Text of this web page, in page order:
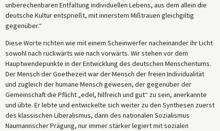
unberechenbaren Entfaltung individuellen Lebens, aus dem allein die
deutsche Kultur entsprießt, mit innerstem Mißtrauen gleichgiltig
gegenüber.“
Diese Worte richten wie mit einem Scheinwerfer nacheinander ihr Licht
sowohl nach rückwärts wie nach vorwärts. Wir stehen vor dem
Hauptwendepunkte in der Entwicklung des deutschen Menschentums.
Der Mensch der Goethezeit war der Mensch der freien Individualität
und zugleich der humane Mensch gewesen, der gegenüber der
Gemeinschaft die Pflicht „edel, hilfreich und gut“ zu sein, anerkannte
und übte. Er lebte und entwickelte sich weiter zu den Synthesen zuerst
des klassischen Liberalismus, dann des nationalen Sozialismus
Naumannscher Prägung, nur immer stärker legiert mit sozialen